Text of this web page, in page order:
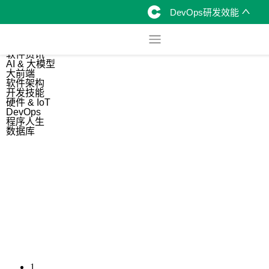
DevOps研发效能
软件资讯
AI & 大模型
大前端
软件架构
开发技能
硬件 & IoT
DevOps
程序人生
数据库
1